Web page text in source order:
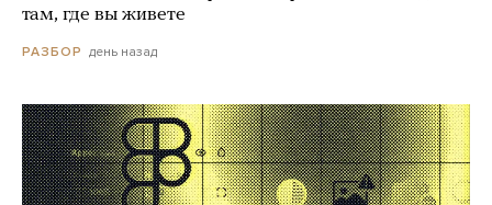
там, где вы живете
РАЗБОР день назад